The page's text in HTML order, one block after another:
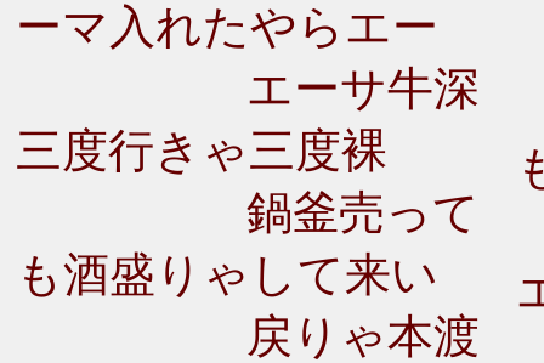
ーマ入れたやらエー
エーサ牛深
三度行きゃ三度裸
鍋釜売って
も酒盛りゃして来い
戻りゃ本渡